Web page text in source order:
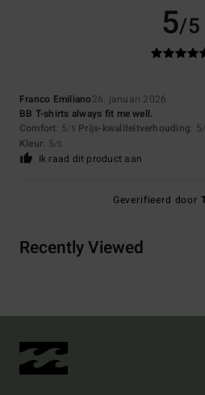
5/5
Franco Emiliano26. januari 2026
BB T-shirts always fit me well.
Comfort: 5/5 Prijs-kwaliteitverhouding: 5
Kleur: 5/5
Ik raad dit product aan
Geverifieerd door
Recently Viewed